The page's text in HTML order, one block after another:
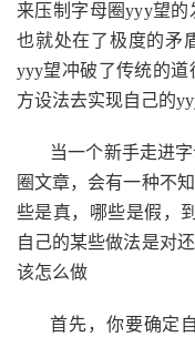
来压制字母圈yyy望
也就处在了极度的矛
yyy望冲破了传统的
方设法去实现自己的
当一个新手走进
圈文章，会有一种不
些是真，哪些是假，
自己的某些做法是对
该怎么做
首先，你要确定